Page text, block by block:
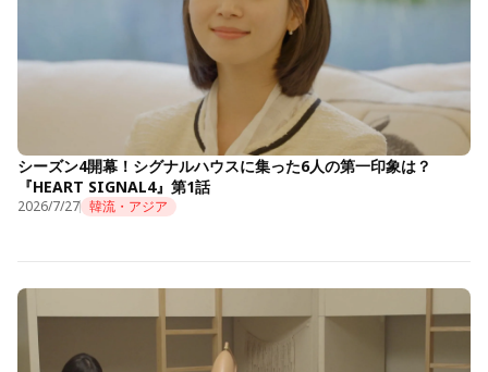
シーズン4開幕！シグナルハウスに集った6人の第一印象は？
『HEART SIGNAL4』第1話
2026/7/27 韓流・アジア